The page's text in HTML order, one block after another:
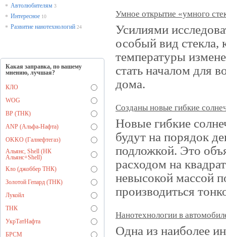
* Автолюбителям 3
* Интересное 10
* Развитие нанотехнологий 24
Какая заправка, по вашему
мнению, лучшая?
КЛО
WOG
BP (ТНК)
ANP (Альфа-Нафта)
OKKO (Галнефтегаз)
Альянс, Shell (НК
Альянс+Shell)
Кло (джоббер ТНК)
Золотой Гепард (ТНК)
Лукойл
ТНК
УкрТатНафта
БРСМ
Умное открытие «умного
Усилиями
особый вид стекла,
температуры
стать началом для
дома.
Созданы новые гибкие
Новые гибкие
будут на порядок
подложкой. Это
расходом на
невысокой массой
производиться
Нанотехнологии в
Одна из наиболее